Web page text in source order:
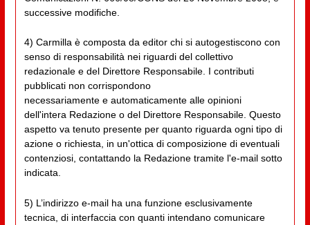
successive modifiche.
4) Carmilla è composta da editor chi si autogestiscono con
senso di responsabilità nei riguardi del collettivo
redazionale e del Direttore Responsabile. I contributi
pubblicati non corrispondono
necessariamente e automaticamente alle opinioni
dell'intera Redazione o del Direttore Responsabile. Questo
aspetto va tenuto presente per quanto riguarda ogni tipo di
azione o richiesta, in un'ottica di composizione di eventuali
contenziosi, contattando la Redazione tramite l'e-mail sotto
indicata.
5) L’indirizzo e-mail ha una funzione esclusivamente
tecnica, di interfaccia con quanti intendano comunicare